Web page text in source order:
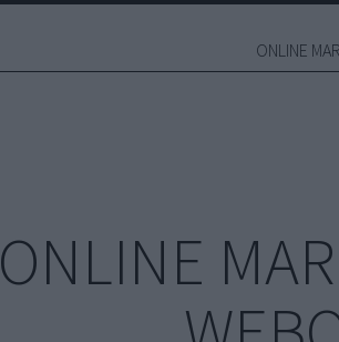
ONLINE
ONLINE